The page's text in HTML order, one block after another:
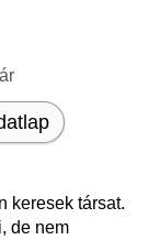
keresek társat.
de nem